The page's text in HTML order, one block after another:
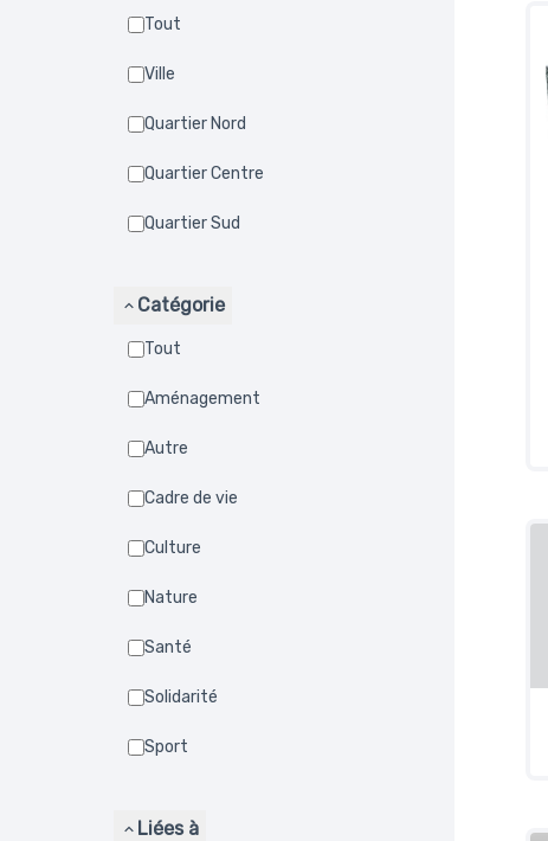
Tout
Ville
Quartier Nord
Quartier Centre
Quartier Sud
Catégorie
Tout
Aménagement
Autre
Cadre de vie
Culture
Nature
Santé
Solidarité
Sport
Liées à